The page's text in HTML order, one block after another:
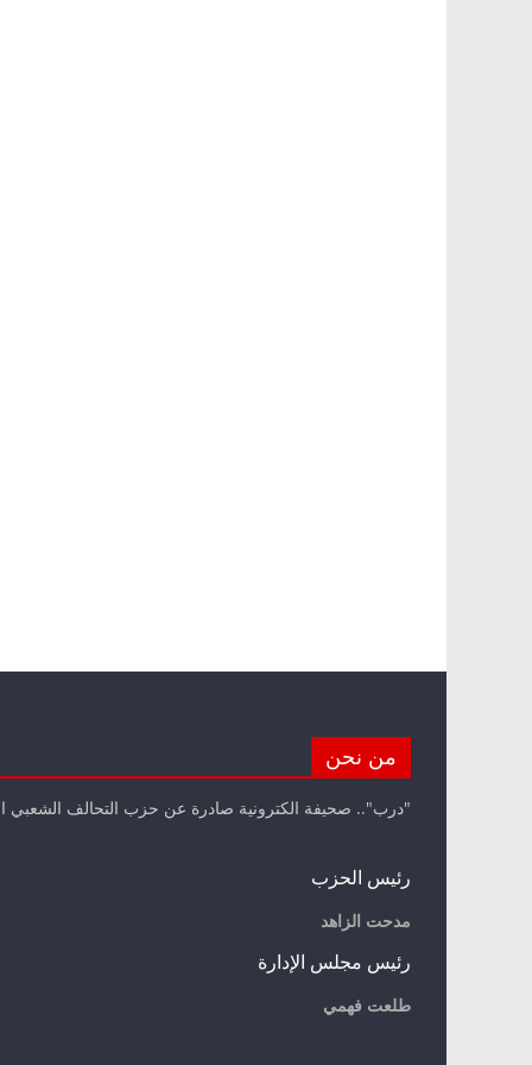
من نحن
"درب".. صحيفة الكترونية صادرة عن حزب التحالف الشعبي
رئيس الحزب
مدحت الزاهد
رئيس مجلس الإدارة
طلعت فهمي